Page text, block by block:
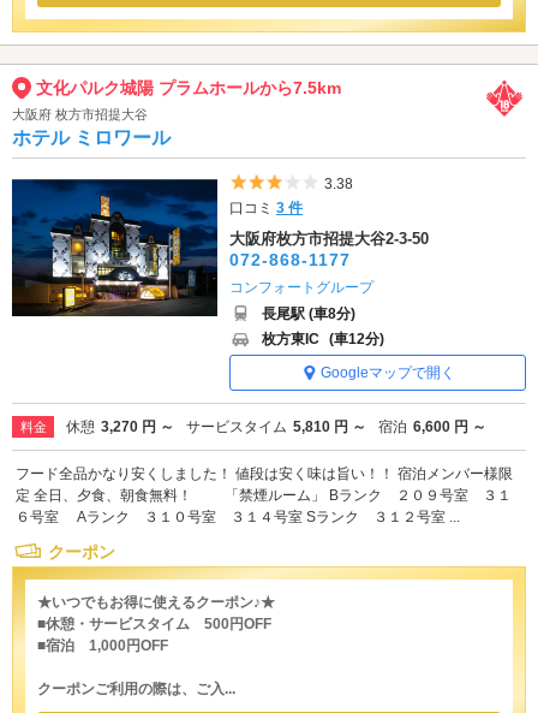
文化パルク城陽 プラムホールから7.5km
大阪府 枚方市招提大谷
ホテル ミロワール
5つ星のうち3
3.38
口コミ3 件
大阪府枚方市招提大谷2-3-50
072-868-1177
コンフォートグループ
長尾駅 (車8分)
枚方東IC (車12分)
Googleマップで開く
料金 休憩 3,270 円 ～ サービスタイム 5,810 円 ～ 宿泊 6,600 円 ～
フード全品かなり安くしました！ 値段は安く味は旨い！！ 宿泊メンバー様限
定 全日、夕食、朝食無料！ 「禁煙ルーム」 Bランク ２０９号室 ３１
６号室 Aランク ３１０号室 ３１４号室 Sランク ３１２号室 ...
クーポン
★いつでもお得に使えるクーポン♪★
■休憩・サービスタイム 500円OFF
■宿泊 1,000円OFF
クーポンご利用の際は、ご入...